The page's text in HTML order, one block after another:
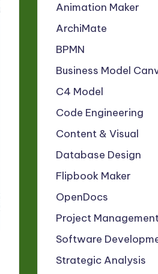
Animation Maker
ArchiMate
BPMN
Business Model
C4 Model
Code Engineering
Content & Visual
Database Design
Flipbook Maker
OpenDocs
Project
Software
Strategic Analysis